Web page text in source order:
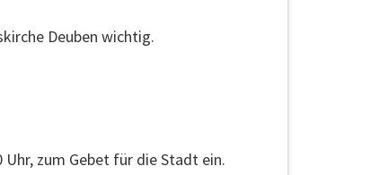
Deuben wichtig.
zum Gebet für die Stadt ein.